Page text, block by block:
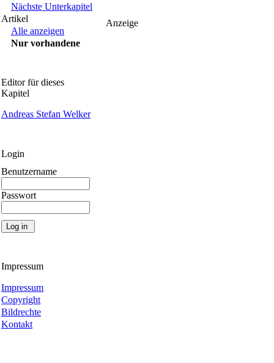
Nächste Unterkapitel
Artikel
Alle anzeigen
Nur vorhandene
Editor für dieses
Kapitel
Andreas Stefan Welker
Login
Benutzername
Passwort
Impressum
Impressum
Copyright
Bildrechte
Kontakt
Anzeige